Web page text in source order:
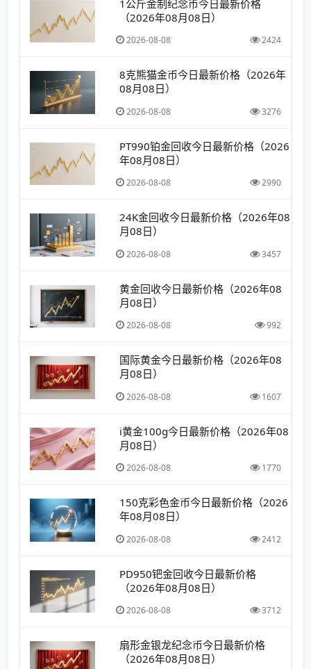
1公斤金制纪念币今日最新价格
（2026年08月08日）
2026-08-08 2424
8克熊猫金币今日最新价格（2026年
08月08日）
2026-08-08 3276
PT990铂金回收今日最新价格（2026
年08月08日）
2026-08-08 2990
24K金回收今日最新价格（2026年08
月08日）
2026-08-08 3457
黄金回收今日最新价格（2026年08
月08日）
2026-08-08 992
国际黄金今日最新价格（2026年08
月08日）
2026-08-08 1607
i黄金100g今日最新价格（2026年08
月08日）
2026-08-08 1770
150克彩色金币今日最新价格（2026
年08月08日）
2026-08-08 2412
PD950钯金回收今日最新价格
（2026年08月08日）
2026-08-08 3712
扇形金银龙纪念币今日最新价格
（2026年08月08日）